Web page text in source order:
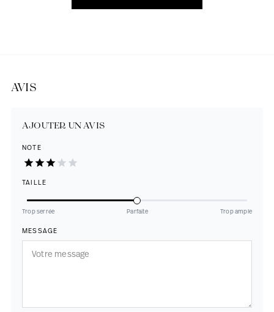
AVIS
AJOUTER UN AVIS
NOTE
TAILLE
Trop serrée Parfaite Trop ample
MESSAGE